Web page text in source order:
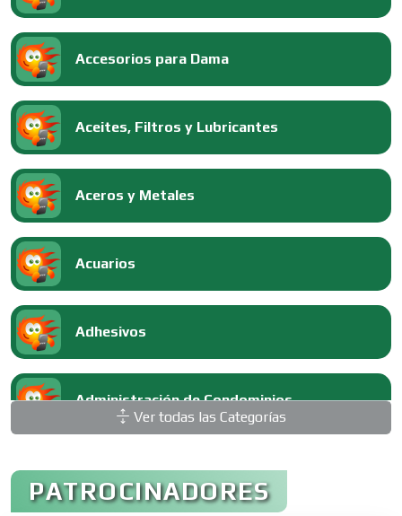
Accesorios para Dama
Aceites, Filtros y Lubricantes
Aceros y Metales
Acuarios
Adhesivos
Administración de Condominios
Administración de Empresas
Ver todas las Categorías
PATROCINADORES